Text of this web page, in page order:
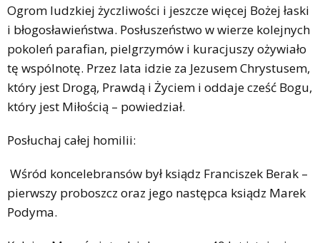
Ogrom ludzkiej życzliwości i jeszcze więcej Bożej łaski
i błogosławieństwa. Posłuszeństwo w wierze kolejnych
pokoleń parafian, pielgrzymów i kuracjuszy ożywiało
tę wspólnotę. Przez lata idzie za Jezusem Chrystusem,
który jest Drogą, Prawdą i Życiem i oddaje cześć Bogu,
który jest Miłością – powiedział.
Posłuchaj całej homilii:
Wśród koncelebransów był ksiądz Franciszek Berak –
pierwszy proboszcz oraz jego następca ksiądz Marek
Podyma.